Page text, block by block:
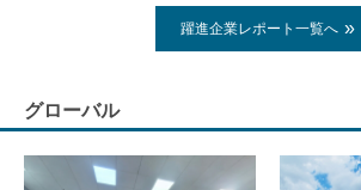
躍進企業レポート一覧へ
グローバル